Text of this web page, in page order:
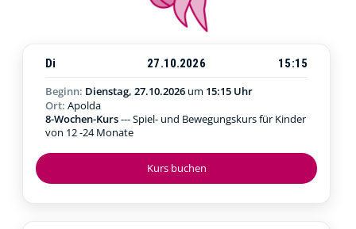
Kurs buchen
Di 27.10.2026
15:15
Beginn: Dienstag, 27.10.2026 um 15:15 Uhr
Ort: Apolda
8-Wochen-Kurs--- Spiel- und Bewegungskurs für Kinder
von 12 -24 Monate